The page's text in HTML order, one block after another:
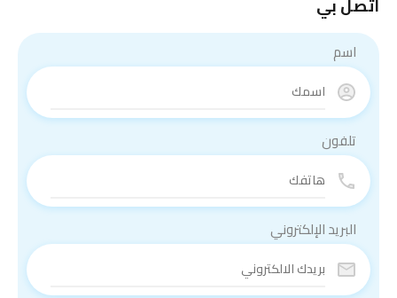
اسم
تلفون
البريد الإلكتروني